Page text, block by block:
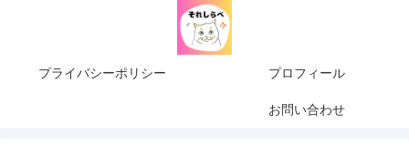
プライバシーポリシー プロフィール
お問い合わせ